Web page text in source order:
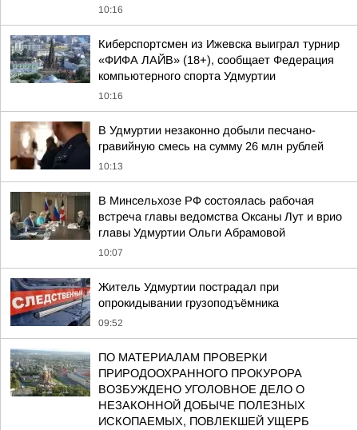
10:16
Киберспортсмен из Ижевска выиграл турнир
«ФИФА ЛАЙВ» (18+), сообщает Федерация
компьютерного спорта Удмуртии
10:16
В Удмуртии незаконно добыли песчано-
гравийную смесь на сумму 26 млн рублей
10:13
В Минсельхозе РФ состоялась рабочая
встреча главы ведомства Оксаны Лут и врио
главы Удмуртии Ольги Абрамовой
10:07
Житель Удмуртии пострадал при
опрокидывании грузоподъёмника
09:52
ПО МАТЕРИАЛАМ ПРОВЕРКИ
ПРИРОДООХРАННОГО ПРОКУРОРА
ВОЗБУЖДЕНО УГОЛОВНОЕ ДЕЛО О
НЕЗАКОННОЙ ДОБЫЧЕ ПОЛЕЗНЫХ
ИСКОПАЕМЫХ, ПОВЛЕКШЕЙ УЩЕРБ